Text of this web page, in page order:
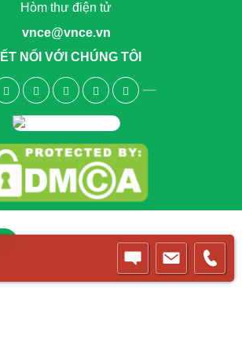
Hòm thư điện tử
vnce@vnce.vn
NỐI VỚI CHÚNG TÔI